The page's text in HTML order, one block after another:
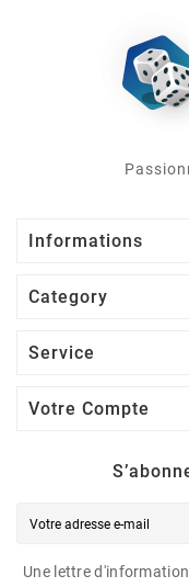
Informations
Category
Service
Votre Compte
Une lettre